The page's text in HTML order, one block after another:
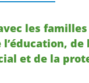
les
l’éducation, de
et de la